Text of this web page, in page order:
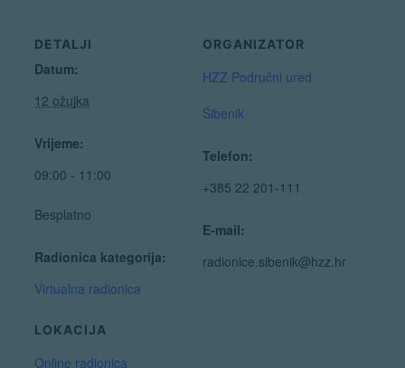
DETALJI
Datum:
12 ožujka
Vrijeme:
09:00 - 11:00
Besplatno
Radionica kategorija:
Virtualna radionica
LOKACIJA
Online radionica
ORGANIZATOR
HZZ Područni ured
Šibenik
Telefon:
+385 22 201-111
E-mail:
radionice.sibenik@hzz.hr